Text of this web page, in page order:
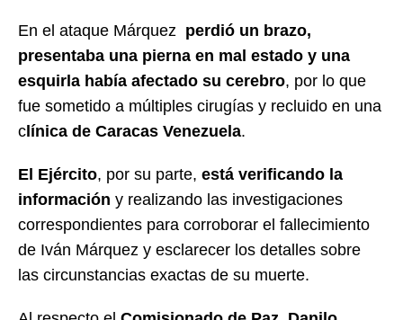
En el ataque Márquez perdió un brazo,
presentaba una pierna en mal estado y una
esquirla había afectado su cerebro, por lo que
fue sometido a múltiples cirugías y recluido en una
c línica de Caracas Venezuela.
El Ejército, por su parte, está verificando la
información y realizando las investigaciones
correspondientes para corroborar el fallecimiento
de Iván Márquez y esclarecer los detalles sobre
las circunstancias exactas de su muerte.